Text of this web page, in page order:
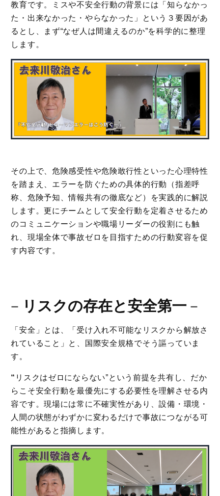
教育です。ミスや不安全行動の背景には「知らなかっ
た・出来なかった・やらなかった」という３要因があ
るとし、まず“なぜ人は間違えるのか”を科学的に整理
します。
その上で、危険感受性や危険敢行性といった心理特性
を踏まえ、エラーを防ぐための具体的行動（指差呼
称、危険予知、情報共有の徹底など）を実践的に解説
します。更にチームとして安全行動を定着させるため
のコミュニケーションや職場リーダーの役割にも触
れ、現場全体で事故ゼロを目指すための行動変容を促
す内容です。
－ リスクの存在と安全第一 －
「安全」とは、「受け入れ不可能なリスクから解放さ
れていること」と、国際安全規格でそう謳っていま
す。
“ リスクはゼロにならない”という前提を共有し、だか
らこそ安全行動を最優先にする必要性を理解させる内
容です。現場には常に不確実性があり、設備・環境・
人間の状態がわずかに変わるだけで事故につながる可
能性があると指摘します。